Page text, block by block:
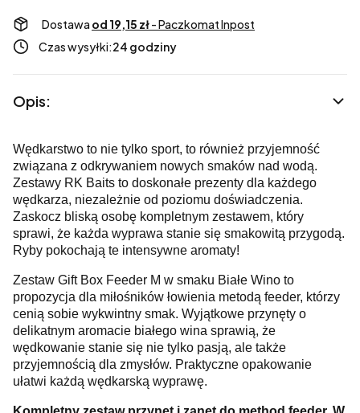
Dostawa od 19,15 zł- Paczkomat Inpost
Czas wysyłki:24 godziny
Opis:
Wędkarstwo to nie tylko sport, to również przyjemność
związana z odkrywaniem nowych smaków nad wodą.
Zestawy RK Baits to doskonałe prezenty dla każdego
wędkarza, niezależnie od poziomu doświadczenia.
Zaskocz bliską osobę kompletnym zestawem, który
sprawi, że każda wyprawa stanie się smakowitą przygodą.
Ryby pokochają te intensywne aromaty!
Zestaw Gift Box Feeder M w smaku Białe Wino to
propozycja dla miłośników łowienia metodą feeder, którzy
cenią sobie wykwintny smak. Wyjątkowe przynęty o
delikatnym aromacie białego wina sprawią, że
wędkowanie stanie się nie tylko pasją, ale także
przyjemnością dla zmysłów. Praktyczne opakowanie
ułatwi każdą wędkarską wyprawę.